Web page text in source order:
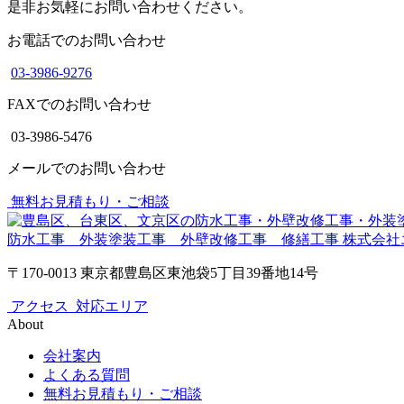
是非お気軽にお問い合わせください。
お電話でのお問い合わせ
03-3986-9276
FAXでのお問い合わせ
03-3986-5476
メールでのお問い合わせ
無料お見積もり・ご相談
防水工事 外装塗装工事 外壁改修工事 修繕工事 株式会社
〒170-0013 東京都豊島区東池袋5丁目39番地14号
アクセス 対応エリア
About
会社案内
よくある質問
無料お見積もり・ご相談